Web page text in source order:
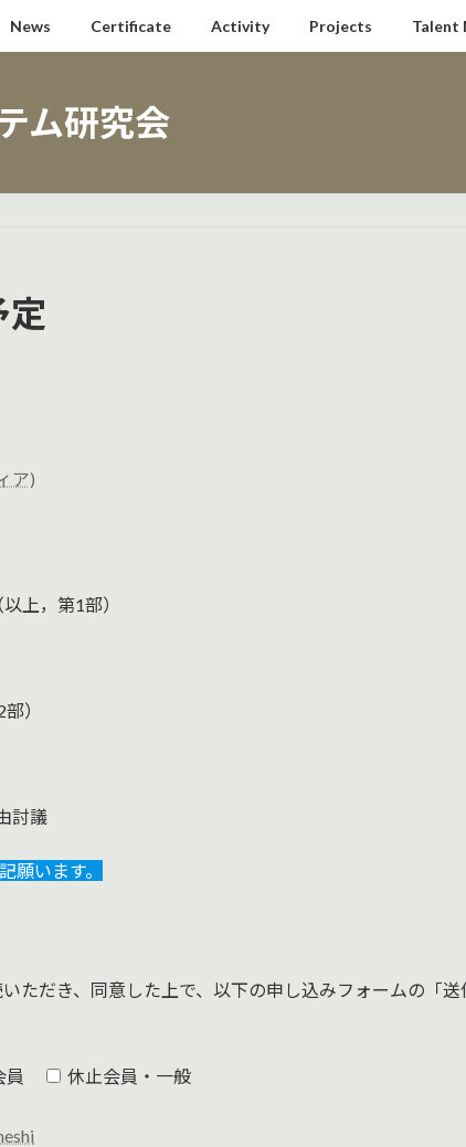
News Certificate Activity Projects Talent
ム研究会
ア)
上，第1部）
）
討議
願います。
いただき、同意した上で、以下の申し込みフォームの「
員
休止会員・一般